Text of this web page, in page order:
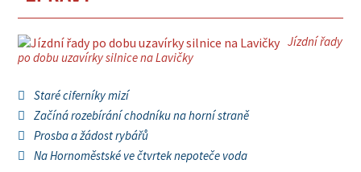
Jízdní řady
po dobu uzavírky silnice na Lavičky
Staré ciferníky mizí
Začíná rozebírání chodníku na horní straně
Prosba a žádost rybářů
Na Hornoměstské ve čtvrtek nepoteče voda